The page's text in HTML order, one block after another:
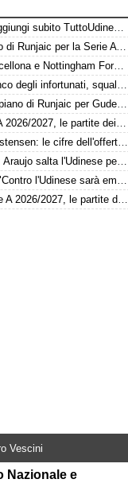
Google "Fonti preferite", aggiungi subito TuttoUdinese e personalizza le tue notizie
Udinese, la formazione tipo di Runjaic per la Serie A 2026/2027
Dove vedere Udinese, Barcellona e Nottingham Forest in tv e streaming | FVG Cup
Indisponibili Udinese: l'elenco degli infortunati, squalificati e diffidati
Calciomercato Udinese, il piano di Runjaic per Gudelj: l'ex Siviglia avrà un nuovo ruolo
Calendario Udinese Serie A 2026/2027, le partite dei bianconeri: date e orari
Atalanta in pressing su Kristensen: le cifre dell'offerta e la netta condizione dell'Udinese
Colpo di scena Barcellona: Araujo salta l'Udinese per volare a Liverpool! Le 3 assenze di Flick
L'ex bianconero Lasagna: "Contro l'Udinese sarà emozionante, proveremo a vincere"
Calendario Apu Udine Serie A 2026/2027, le partite dei bianconeri in Lba: date e orari
Vescini
Nazionale e